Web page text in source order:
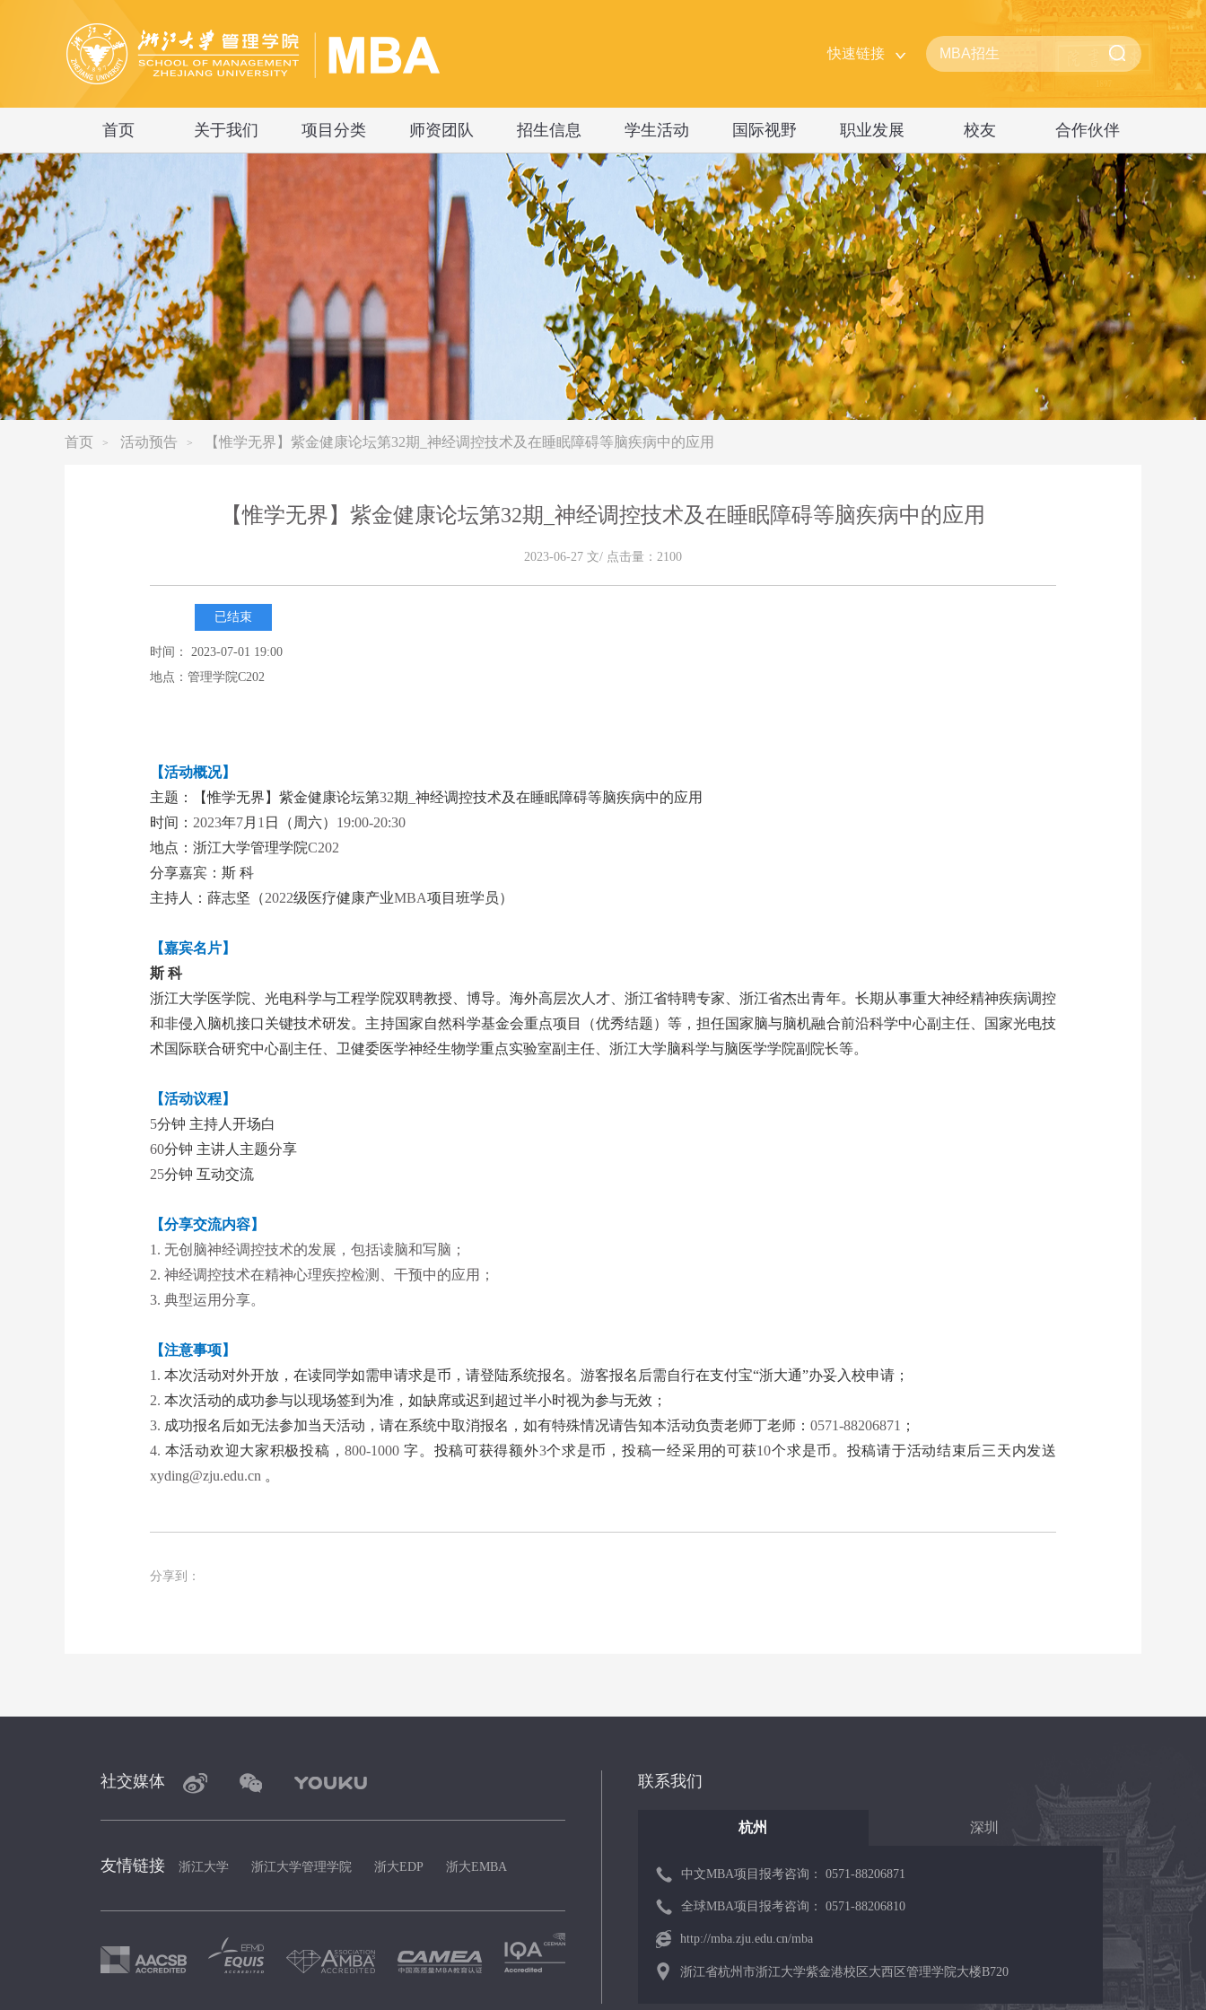
快速链接
首页 关于我们 项目分类 师资团队 招生信息 学生活动 国际视野 职业发展 校友 合作伙伴
首页 > 活动预告 > 【惟学无界】紫金健康论坛第32期_神经调控技术及在睡眠障碍等脑疾病中的应用
【惟学无界】紫金健康论坛第32期_神经调控技术及在睡眠障碍等脑疾病中的应用
2023-06-27 文/ 点击量：2100
已结束
时间： 2023-07-01 19:00
地点：管理学院C202
【活动概况】
主题：【惟学无界】紫金健康论坛第32期 神经调控技术及在睡眠障碍等脑疾病中的应用
时间： 2023年7月 1 日（周六） 19:00-20:30
地点：浙江大学管理学院C202
分享嘉宾：斯 科
主持人：薛志坚（2022级医疗健康产业MBA项目班学员）
【嘉宾名片】
斯 科
浙江大学医学院、光电科学与工程学院双聘教授、博导。海外高层次人才、浙江省特聘专家、浙江省杰出青年。长期从事重大神经精神疾病调控
和非侵入脑机接口关键技术研发。主持国家自然科学基金会重点项目（优秀结题）等，担任国家脑与脑机融合前沿科学中心副主任、国家光电技
术国际联合研究中心副主任、卫健委医学神经生物学重点实验室副主任、浙江大学脑科学与脑医学学院副院长等。
【活动议程】
5分钟 主持人开场白
60分钟 主讲人主题分享
25分钟 互动交流
【分享交流内容】
1. 无创脑神经调控技术的发展，包括读脑和写脑；
2. 神经调控技术在精神心理疾控检测、干预中的应用；
3. 典型运用分享。
【注意事项】
1. 本次活动对外开放，在读同学如需申请求是币，请登陆系统报名。游客报名后需自行在支付宝“浙大通”办妥入校申请；
2. 本次活动的成功参与以现场签到为准，如缺席或迟到超过半小时视为参与无效；
3. 成功报名后如无法参加当天活动，请在系统中取消报名，如有特殊情况请告知本活动负责老师丁老师： 0571-88206871 ；
4. 本活动欢迎大家积极投稿，800-1000字。投稿可获得额外3个求是币，投稿一经采用的可获10个求是币。投稿请于活动结束后三天内发送
xyding@zju.edu.cn 。
分享到：
社交媒体
友情链接 浙江大学 浙江大学管理学院 浙大EDP 浙大EMBA
联系我们
杭州 深圳
中文MBA项目报考咨询： 0571-88206871
全球MBA项目报考咨询： 0571-88206810
http://mba.zju.edu.cn/mba
浙江省杭州市浙江大学紫金港校区大西区管理学院大楼B720